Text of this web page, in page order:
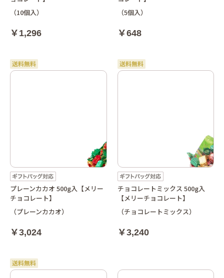
（10個入）
￥1,296
（5個入）
￥648
プレーンカカオ 500g入【メリー
チョコレート】
（プレーンカカオ）
￥3,024
チョコレートミックス 500g入
【メリーチョコレート】
（チョコレートミックス）
￥3,240